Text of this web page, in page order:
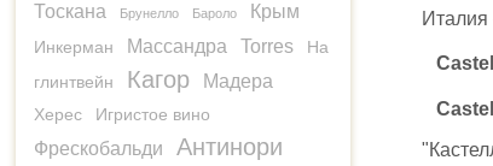
Италия
Тоскана Брунелло Бароло Крым
Инкерман Массандра Torres
На
глинтвейн
Кагор Мадера
Херес Игристое вино
Фрескобальди Антинори